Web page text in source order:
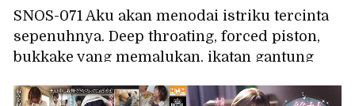
SNOS-071 Aku akan menodai istriku tercinta
sepenuhnya. Deep throating, forced piston,
bukkake yang memalukan, ikatan gantung